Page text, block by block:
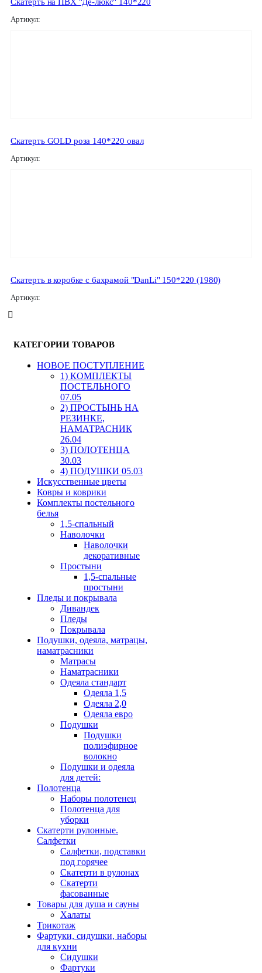
Артикул:
Скатерть GOLD роза 140*220 овал
Артикул:
Скатерть в коробке с бахрамой "DanLi" 150*220 (1980)
Артикул:
КАТЕГОРИИ ТОВАРОВ
HОВОЕ ПОСТУПЛЕНИЕ
1) КОМПЛЕКТЫ
ПОСТЕЛЬНОГО
07.05
2) ПРОСТЫНЬ НА
РЕЗИНКЕ,
НАМАТРАСНИК
26.04
3) ПОЛОТЕНЦА
30.03
4) ПОДУШКИ 05.03
Искусственные цветы
Ковры и коврики
Комплекты постельного
белья
1,5-спальный
Наволочки
Наволочки
декоративные
Простыни
1,5-спальные
простыни
Пледы и покрывала
Дивандек
Пледы
Покрывала
Подушки, одеяла, матрацы,
наматрасники
Матрасы
Наматрасники
Одеяла стандарт
Одеяла 1,5
Одеяла 2,0
Одеяла евро
Подушки
Подушки
полиэфирное
волокно
Подушки и одеяла
для детей:
Полотенца
Наборы полотенец
Полотенца для
уборки
Скатерти рулонные.
Салфетки
Салфетки, подставки
под горячее
Скатерти в рулонах
Скатерти
фасованные
Товары для душа и сауны
Халаты
Трикотаж
Фартуки, сидушки, наборы
для кухни
Сидушки
Фартуки